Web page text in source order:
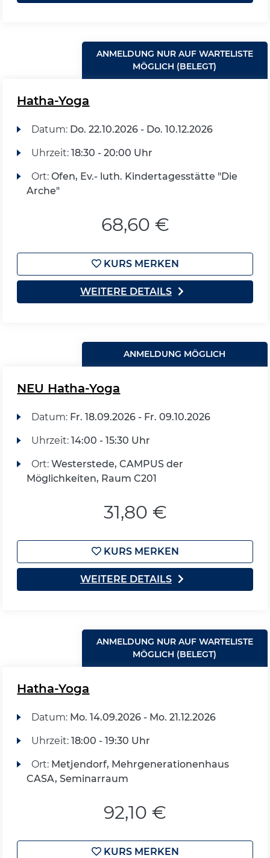
ANMELDUNG NUR AUF WARTELISTE
MÖGLICH (BELEGT)
Hatha-Yoga
Datum: Do. 22.10.2026 - Do. 10.12.2026
Uhrzeit: 18:30 - 20:00 Uhr
Ort: Ofen, Ev.- luth. Kindertagesstätte "Die
Arche"
68,60 €
KURS MERKEN
WEITERE DETAILS
ANMELDUNG MÖGLICH
NEU Hatha-Yoga
Datum: Fr. 18.09.2026 - Fr. 09.10.2026
Uhrzeit: 14:00 - 15:30 Uhr
Ort: Westerstede, CAMPUS der
Möglichkeiten, Raum C201
31,80 €
KURS MERKEN
WEITERE DETAILS
ANMELDUNG NUR AUF WARTELISTE
MÖGLICH (BELEGT)
Hatha-Yoga
Datum: Mo. 14.09.2026 - Mo. 21.12.2026
Uhrzeit: 18:00 - 19:30 Uhr
Ort: Metjendorf, Mehrgenerationenhaus
CASA, Seminarraum
92,10 €
KURS MERKEN